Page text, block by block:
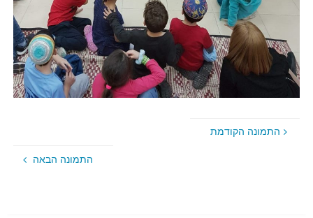
התמונה הקודמת
התמונה הבאה